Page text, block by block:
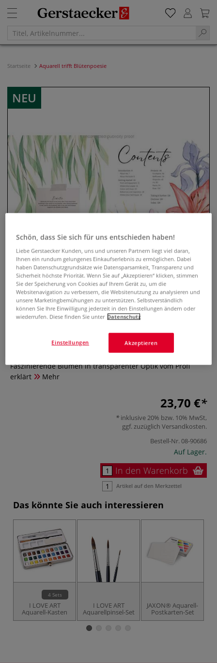
Startseite Aquarell trifft Blütenpoesie
NEU
0 Bewertungen
Faszinierende Blumen in transparenter Optik vom Profi
erklärt
Mehr
23,70 €
inklusive 20% bzw. 10% MwSt,
ggf. zuzüglich Versandkosten.
Bestell-Nr.08-90686
Auf Lager.
In den Warenkorb
Artikel auf den Merkzettel
Das könnte Sie auch interessieren
4 Sets
I LOVE ART
Aquarell-Kasten
I LOVE ART
Aquarellpinsel-Set
JAXON® Aquarell-
Postkarten-Set
Schön, dass Sie sich für uns entschieden haben!
Liebe Gerstaecker Kunden, uns und unseren Partnern liegt viel daran,
Ihnen ein rundum gelungenes Einkaufserlebnis zu ermöglichen. Dabei
haben Datenschutzgrundsätze wie Datensparsamkeit, Transparenz und
Sicherheit höchste Priorität. Wenn Sie auf „Akzeptieren“ klicken, stimmen
Sie der Speicherung von Cookies auf Ihrem Gerät zu, um die
Websitenavigation zu verbessern, die Websitenutzung zu analysieren und
unsere Marketingbemühungen zu unterstützen. Selbstverständlich
können Sie Ihre Einwilligung jederzeit in den Einstellungen ändern oder
wiederrufen. Diese finden Sie unter Datenschutz
Akzeptieren
Einstellungen